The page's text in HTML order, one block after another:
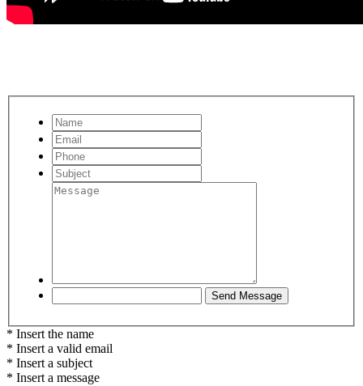
* Insert the name
* Insert a valid email
* Insert a subject
* Insert a message